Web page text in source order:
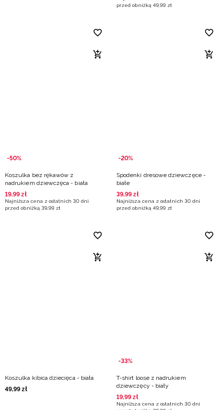
przed obniżką 49,99 zł
-50%
Koszulka bez rękawów z
nadrukiem dziewczęca - biała
19,99 zł
Najniższa cena z ostatnich 30 dni
przed obniżką 39,99 zł
-20%
Spodenki dresowe dziewczęce -
białe
39,99 zł
Najniższa cena z ostatnich 30 dni
przed obniżką 49,99 zł
Koszulka kibica dziecięca - biała
49,99 zł
-33%
T-shirt loose z nadrukiem
dziewczęcy - biały
19,99 zł
Najniższa cena z ostatnich 30 dni